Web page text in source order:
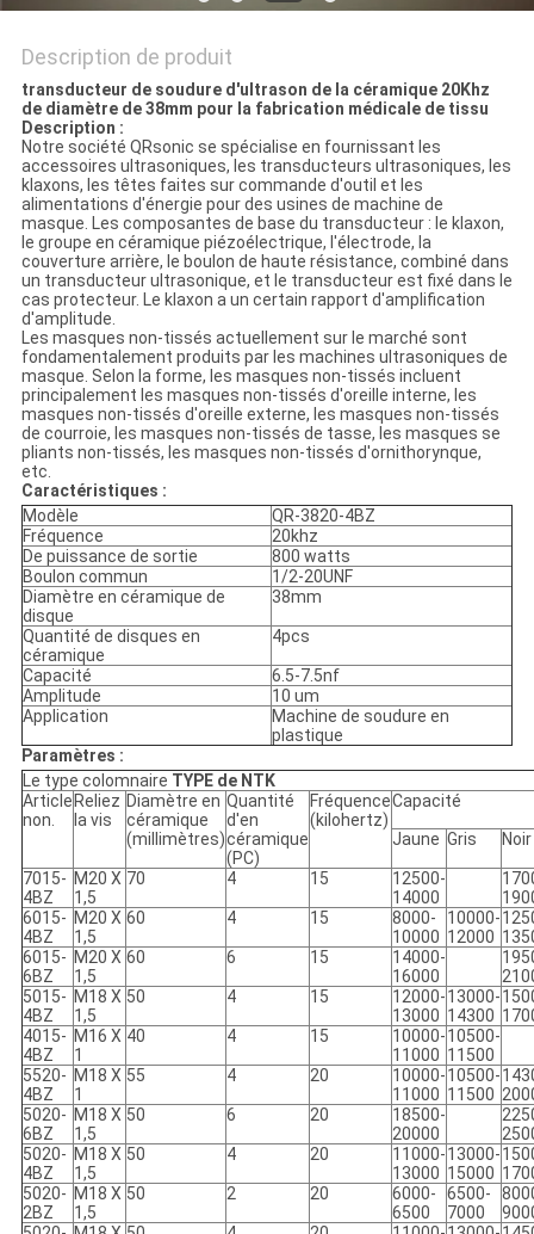
Description de produit
transducteur de soudure d'ultrason de la céramique 20Khz
de diamètre de 38mm pour la fabrication médicale de tissu
Description :
Notre société QRsonic se spécialise en fournissant les
accessoires ultrasoniques, les transducteurs ultrasoniques, les
klaxons, les têtes faites sur commande d'outil et les
alimentations d'énergie pour des usines de machine de
masque. Les composantes de base du transducteur : le klaxon,
le groupe en céramique piézoélectrique, l'électrode, la
couverture arrière, le boulon de haute résistance, combiné dans
un transducteur ultrasonique, et le transducteur est fixé dans le
cas protecteur. Le klaxon a un certain rapport d'amplification
d'amplitude.
Les masques non-tissés actuellement sur le marché sont
fondamentalement produits par les machines ultrasoniques de
masque. Selon la forme, les masques non-tissés incluent
principalement les masques non-tissés d'oreille interne, les
masques non-tissés d'oreille externe, les masques non-tissés
de courroie, les masques non-tissés de tasse, les masques se
pliants non-tissés, les masques non-tissés d'ornithorynque,
etc.
Caractéristiques :
Modèle
QR-3820-4BZ
Fréquence
20khz
De puissance de sortie
800 watts
Boulon commun
1/2-20UNF
Diamètre en céramique de
disque
38mm
Quantité de disques en
céramique
4pcs
Capacité
6.5-7.5nf
Amplitude
10 um
Application
Machine de soudure en
plastique
Paramètres :
Le type colomnaire TYPE de NTK
Article
non.
Reliez
la vis
Diamètre en
céramique
(millimètres)
Quantité
d'en
céramique
(PC)
Fréquence
(kilohertz)
Capacité
Jaune Gris Noir
7015-
4BZ
M20 X
1,5
70 4 15
12500-
14000
6015-
4BZ
M20 X
1,5
60 4 15
8000-
10000
10000-
12000
6015-
6BZ
M20 X
1,5
60 6 15
14000-
16000
5015-
4BZ
M18 X
1,5
50 4 15
12000-
13000
13000-
14300
4015-
4BZ
M16 X
1
40 4 15
10000-
11000
10500-
11500
5520-
4BZ
M18 X
1
55 4 20
10000-
11000
10500-
11500
5020-
6BZ
M18 X
1,5
50 6 20
18500-
20000
5020-
4BZ
M18 X
1,5
50 4 20
11000-
13000
13000-
15000
5020-
2BZ
M18 X
1,5
50 2 20
6000-
6500
6500-
7000